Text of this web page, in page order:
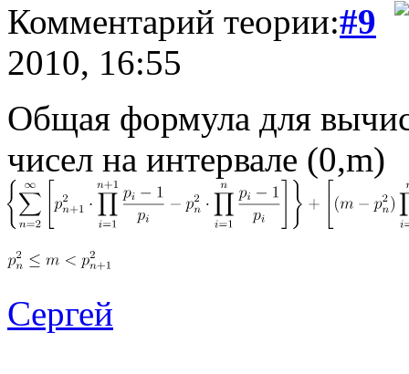
Комментарий теории:#9
2010, 16:55
Общая формула для
чисел на интервале (0,m)
Сергей